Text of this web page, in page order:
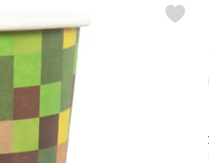
Markér papkrus Level Up